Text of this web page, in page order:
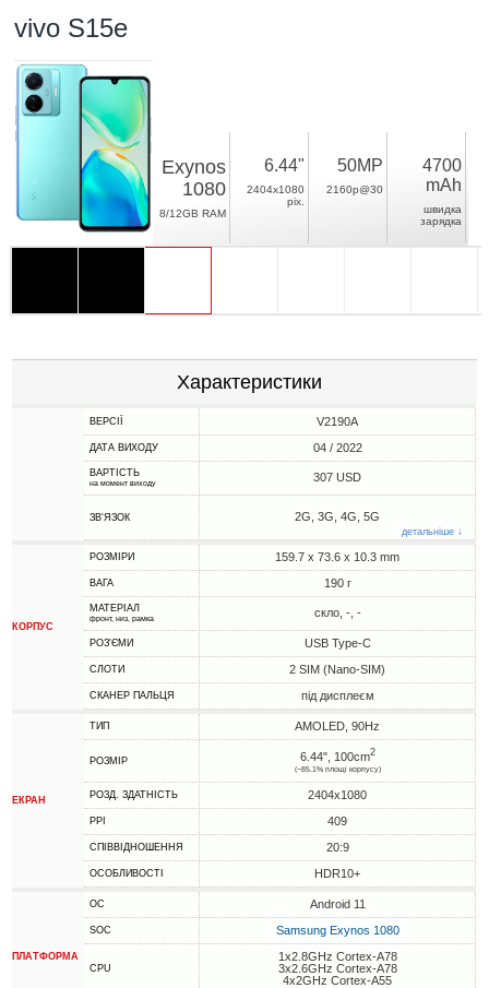
vivo S15e
Exynos
1080
8/12GB RAM
6.44"
2404x1080
pix.
50MP
2160p@30
4700
mAh
швидка
зарядка
Характеристики
ВЕРСІЇ V2190A
ДАТА ВИХОДУ 04 / 2022
ВАРТІСТЬ
на момент виходу 307 USD
ЗВ'ЯЗОК 2G, 3G, 4G, 5G
детальніше ↓
КОРПУС
РОЗМІРИ 159.7 x 73.6 x 10.3 mm
ВАГА 190 г
МАТЕРІАЛ
фронт, низ, рамка скло, -, -
РОЗ'ЄМИ USB Type-C
СЛОТИ 2 SIM (Nano-SIM)
СКАНЕР ПАЛЬЦЯ під дисплеєм
ЕКРАН
ТИП AMOLED, 90Hz
РОЗМІР 6.44", 100cm2
(~85.1% площі корпусу)
РОЗД. ЗДАТНІСТЬ 2404x1080
PPI 409
СПІВВІДНОШЕННЯ 20:9
ОСОБЛИВОСТІ HDR10+
ПЛАТФОРМА
ОС Android 11
SOC Samsung Exynos 1080
CPU
1x2.8GHz Cortex-A78
3x2.6GHz Cortex-A78
4x2GHz Cortex-A55